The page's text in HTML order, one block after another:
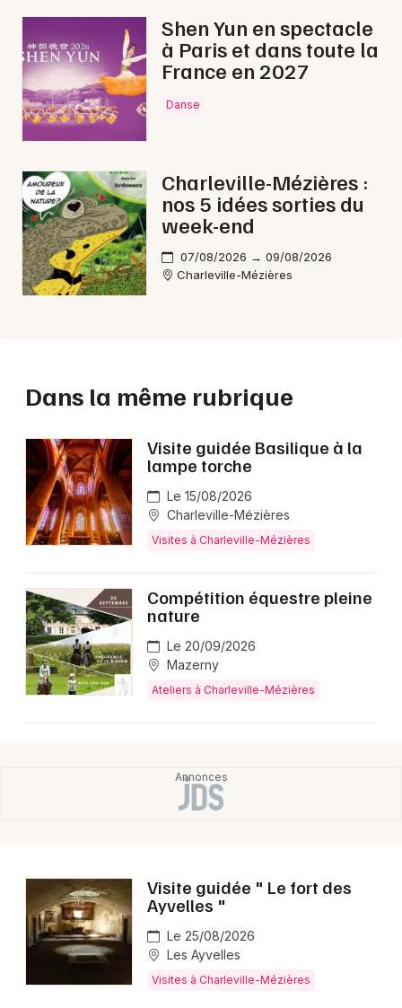
Shen Yun en spectacle
à Paris et dans toute la
France en 2027
Danse
Charleville-Mézières :
nos 5 idées sorties du
week-end
07/08/2026 → 09/08/2026
Charleville-Mézières
Dans la même rubrique
Visite guidée Basilique à la
lampe torche
Le 15/08/2026
Charleville-Mézières
Visites à Charleville-Mézières
Compétition équestre pleine
nature
Le 20/09/2026
Mazerny
Ateliers à Charleville-Mézières
Visite guidée " Le fort des
Ayvelles "
Le 25/08/2026
Les Ayvelles
Visites à Charleville-Mézières